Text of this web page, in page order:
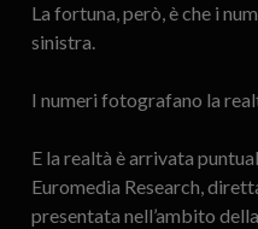
La fortuna, però, è che i
sinistra.
I numeri fotografano la
E la realtà è arrivata
Euromedia Research,
presentata nell’ambito